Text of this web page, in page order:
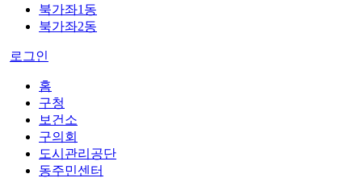
북가좌1동
북가좌2동
로그인
홈
구청
보건소
구의회
도시관리공단
동주민센터